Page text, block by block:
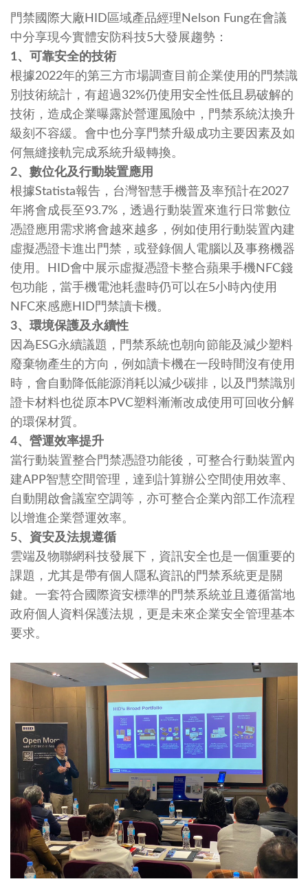
門禁國際大廠HID區域產品經理Nelson Fung在會議
中分享現今實體安防科技5大發展趨勢：
1、可靠安全的技術
根據2022年的第三方市場調查目前企業使用的門禁識
別技術統計，有超過32%仍使用安全性低且易破解的
技術，造成企業曝露於營運風險中，門禁系統汰換升
級刻不容緩。會中也分享門禁升級成功主要因素及如
何無縫接軌完成系統升級轉換。
2、數位化及行動裝置應用
根據Statista報告，台灣智慧手機普及率預計在2027
年將會成長至93.7%，透過行動裝置來進行日常數位
憑證應用需求將會越來越多，例如使用行動裝置內建
虛擬憑證卡進出門禁，或登錄個人電腦以及事務機器
使用。HID會中展示虛擬憑證卡整合蘋果手機NFC錢
包功能，當手機電池耗盡時仍可以在5小時內使用
NFC來感應HID門禁讀卡機。
3、環境保護及永續性
因為ESG永續議題，門禁系統也朝向節能及減少塑料
廢棄物產生的方向，例如讀卡機在一段時間沒有使用
時，會自動降低能源消耗以減少碳排，以及門禁識別
證卡材料也從原本PVC塑料漸漸改成使用可回收分解
的環保材質。
4、營運效率提升
當行動裝置整合門禁憑證功能後，可整合行動裝置內
建APP智慧空間管理，達到計算辦公空間使用效率、
自動開啟會議室空調等，亦可整合企業內部工作流程
以增進企業營運效率。
5、資安及法規遵循
雲端及物聯網科技發展下，資訊安全也是一個重要的
課題，尤其是帶有個人隱私資訊的門禁系統更是關
鍵。一套符合國際資安標準的門禁系統並且遵循當地
政府個人資料保護法規，更是未來企業安全管理基本
要求。